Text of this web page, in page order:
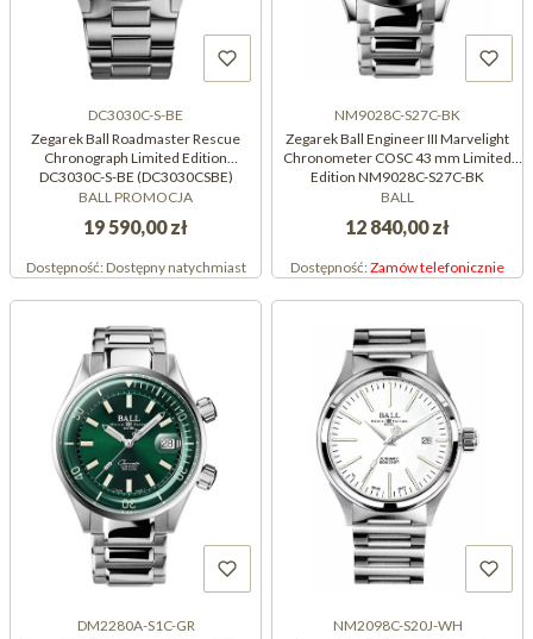
DC3030C-S-BE
Zegarek Ball Roadmaster Rescue
Chronograph Limited Edition
DC3030C-S-BE (DC3030CSBE)
BALL PROMOCJA
19 590,00 zł
Dostępność:Dostępny natychmiast
NM9028C-S27C-BK
Zegarek Ball Engineer III Marvelight
Chronometer COSC 43 mm Limited
Edition NM9028C-S27C-BK
(NM9028CS27CBK)
BALL
12 840,00 zł
Dostępność:Zamów telefonicznie
DM2280A-S1C-GR
NM2098C-S20J-WH